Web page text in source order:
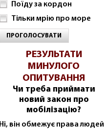
Поїду за кордон
Тільки мрію про море
ПРОГОЛОСУВАТИ
РЕЗУЛЬТАТИ
МИНУЛОГО
ОПИТУВАННЯ
Чи треба приймати
новий закон про
мобілізацію?
Ні, він обмежує права людей